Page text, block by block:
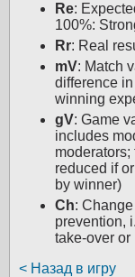
Re:
100%:
Rr: Real
mV: Match
difference
winning
gV: Game
includes
reduced if
by winner)
Ch:
prevention,
take-over or
< Назад в игру